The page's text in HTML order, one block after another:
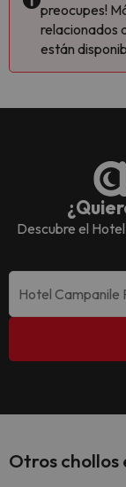
preocupes!
relacionados
están
Descubre el
Otros chollos